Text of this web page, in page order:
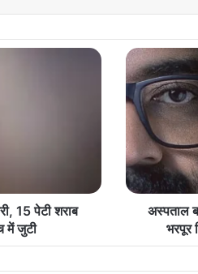
15 पेटी शराब
में जुटी
अस्पताल
भरपूर